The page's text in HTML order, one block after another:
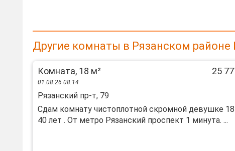
Другие комнаты в Рязанском
Комната, 18 м² 25
01.08.26 08:14
Рязанский пр-т, 79
Сдам комнату чистоплотной скромной девушке
40 лет . От метро Рязанский проспект 1 минута. ...